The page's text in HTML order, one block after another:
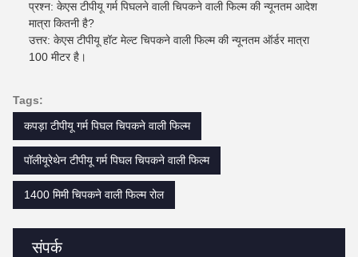
संपर्क
प्रश्न: केएस टीपीयू गर्म पिघलने वाली चिपकने वाली फिल्म की न्यूनतम आदेश
मात्रा कितनी है?
उत्तर: केएस टीपीयू हॉट मेल्ट चिपकने वाली फिल्म की न्यूनतम ऑर्डर मात्रा
100 मीटर है।
Tags:
कपड़ा टीपीयू गर्म पिघल चिपकने वाली फिल्म
पॉलीयूरेथेन टीपीयू गर्म पिघल चिपकने वाली फिल्म
1400 मिमी चिपकने वाली फिल्म रोल